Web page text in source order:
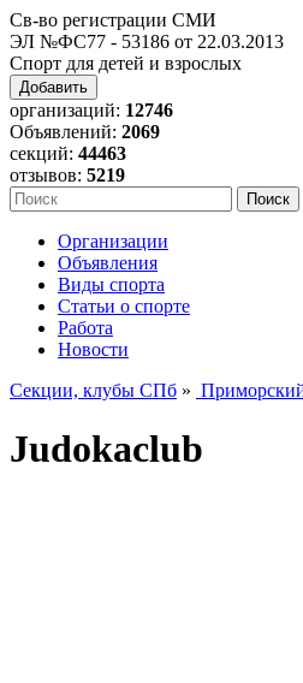
Св-во регистрации СМИ
ЭЛ №ФС77 - 53186 от 22.03.2013
Спорт для детей и взрослых
Добавить
организаций: 12746
Объявлений: 2069
секций: 44463
отзывов: 5219
Организации
Объявления
Виды спорта
Статьи о спорте
Работа
Новости
Секции, клубы СПб »
Judokaclub